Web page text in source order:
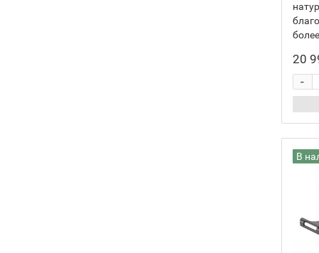
20
-
В